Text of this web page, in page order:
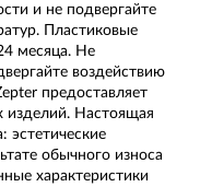
и не подвергайте
Пластиковые
месяца. Не
воздействию
предоставляет
изделий. Настоящая
эстетические
обычного износа
характеристики